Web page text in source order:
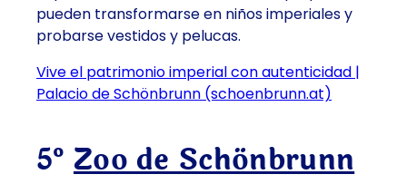
pueden transformarse en niños imperiales y
probarse vestidos y pelucas.
Vive el patrimonio imperial con autenticidad |
Palacio de Schönbrunn (schoenbrunn.at)
5º Zoo de Schönbrunn